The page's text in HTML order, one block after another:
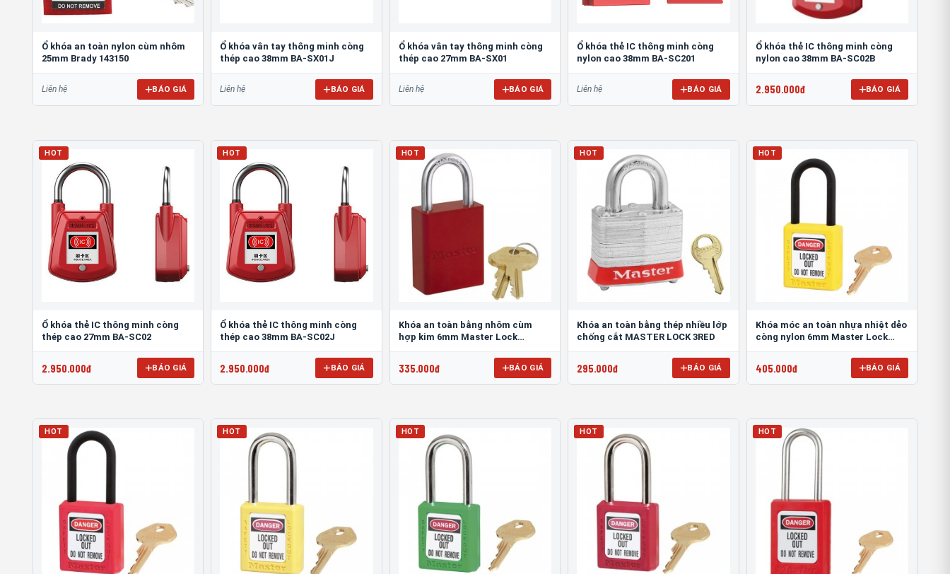
Ổ khóa an toàn nylon cùm nhôm
25mm Brady 143150
Liên hệ BÁO GIÁ
Ổ khóa vân tay thông minh còng
thép cao 38mm BA-SX01J
Liên hệ BÁO GIÁ
Ổ khóa vân tay thông minh còng
thép cao 27mm BA-SX01
Liên hệ BÁO GIÁ
Ổ khóa thẻ IC thông minh còng
nylon cao 38mm BA-SC201
Liên hệ BÁO GIÁ
Ổ khóa thẻ IC thông minh còng
nylon cao 38mm BA-SC02B
2.950.000đ BÁO GIÁ
HOT
Ổ khóa thẻ IC thông minh còng
thép cao 27mm BA-SC02
2.950.000đ BÁO GIÁ
HOT
Ổ khóa thẻ IC thông minh còng
thép cao 38mm BA-SC02J
2.950.000đ BÁO GIÁ
HOT
Khóa an toàn bằng nhôm cùm
hợp kim 6mm Master Lock
335.000đ BÁO GIÁ
HOT
Khóa an toàn bằng thép nhiều lớp
chống cắt MASTER LOCK 3RED
295.000đ BÁO GIÁ
HOT
Khóa móc an toàn nhựa nhiệt dẻo
còng nylon 6mm Master Lock
405.000đ BÁO GIÁ
HOT HOT HOT HOT HOT